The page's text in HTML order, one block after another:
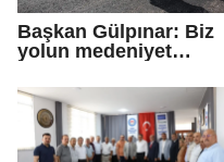
Başkan Gülpınar: Biz
yolun medeniyet